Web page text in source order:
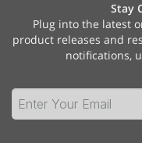
Stay
Plug into the latest
product releases and
notifications,